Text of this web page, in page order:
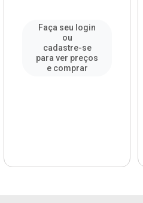
Faça seu login
ou
cadastre-se
para ver preços
e comprar